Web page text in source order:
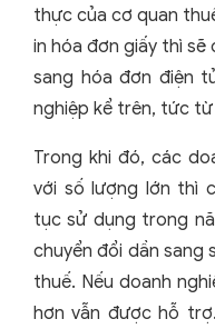
thực của cơ quan
in hóa đơn giấy thì
sang hóa đơn điện
nghiệp kể trên, tức từ
Trong khi đó, các
với số lượng lớn thì
tục sử dụng trong
chuyển đổi dần sang
thuế. Nếu doanh
hơn vẫn được hỗ